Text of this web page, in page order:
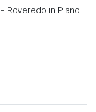
- Roveredo in Piano